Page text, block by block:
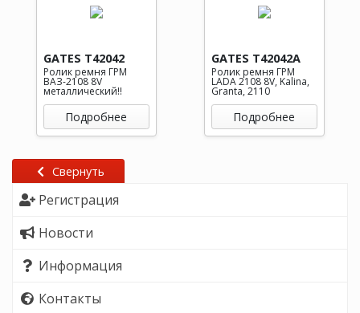
Свернуть
Регистрация
Новости
Информация
Контакты
GATES T42042
Ролик ремня ГРМ
ВАЗ-2108 8V
металлический!!
Подробнее
GATES T42042A
Ролик ремня ГРМ
LADA 2108 8V, Kalina,
Granta, 2110
Подробнее